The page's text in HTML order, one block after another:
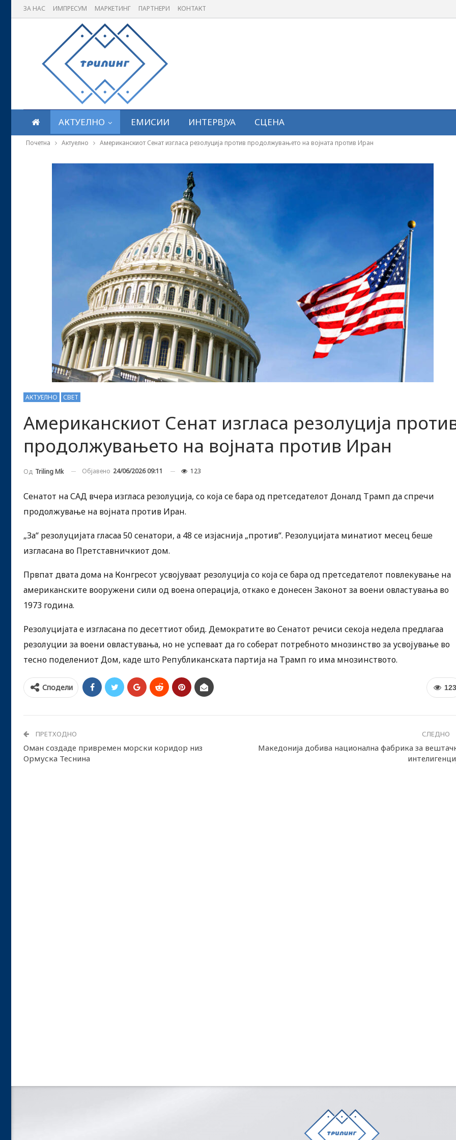
ЗА НАС ИМПРЕСУМ МАРКЕТИНГ ПАРТНЕРИ КОНТАКТ
АКТУЕЛНО ЕМИСИИ ИНТЕРВЈУА СЦЕНА
Почетна Актуелно Американскиот Сенат изгласа резолуција против продолжувањето на војната против Иран
АКТУЕЛНО СВЕТ
Американскиот Сенат изгласа резолуција
продолжувањето на војната против Иран
Од Triling Mk Објавено 24/06/2026 09:11 123
Сенатот на САД вчера изгласа резолуција, со која се бара од претседателот Доналд Трамп да спречи
продолжување на војната против Иран.
„За“ резолуцијата гласаа 50 сенатори, а 48 се изјаснија „против“. Резолуцијата минатиот месец беше
изгласана во Претставничкиот дом.
Првпат двата дома на Конгресот усвојуваат резолуција со која се бара од претседателот повлекување на
американските вооружени сили од воена операција, откако е донесен Законот за воени овластувања во
1973 година.
Резолуцијата е изгласана по десеттиот обид. Демократите во Сенатот речиси секоја недела предлагаа
резолуции за воени овластувања, но не успеваат да го соберат потребното мнозинство за усвојување во
тесно поделениот Дом, каде што Републиканската партија на Трамп го има мнозинството.
123
Сподели
ПРЕТХОДНО
Оман создаде привремен морски коридор низ
Ормуска Теснина
СЛЕДНО
Македонија добива национална фабрика за